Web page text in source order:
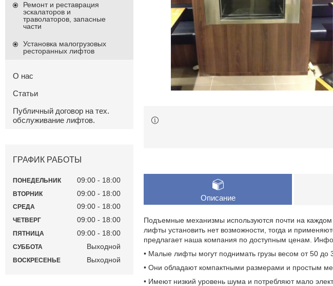
Описание
Подъемные механизмы используются почти на
лифты установить нет возможности, тогда и
предлагает наша компания по доступным ценам.
• Малые лифты могут поднимать грузы весом от 50 до
• Они обладают компактными размерами и простым
• Имеют низкий уровень шума и потребляют мало
Ремонт и реставрация
эскалаторов и
траволаторов, запасные
части
Установка малогрузовых
ресторанных лифтов
О нас
Статьи
Публичный договор на тех.
обслуживание лифтов.
ГРАФИК РАБОТЫ
ПОНЕДЕЛЬНИК 09:00 18:00
ВТОРНИК 09:00 18:00
СРЕДА 09:00 18:00
ЧЕТВЕРГ 09:00 18:00
ПЯТНИЦА 09:00 18:00
СУББОТА Выходной
ВОСКРЕСЕНЬЕ Выходной